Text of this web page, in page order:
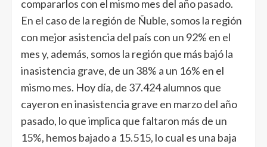
compararlos con el mismo mes del año pasado.
En el caso de la región de Ñuble, somos la región
con mejor asistencia del país con un 92% en el
mes y, además, somos la región que más bajó la
inasistencia grave, de un 38% a un 16% en el
mismo mes. Hoy día, de 37.424 alumnos que
cayeron en inasistencia grave en marzo del año
pasado, lo que implica que faltaron más de un
15%, hemos bajado a 15.515, lo cual es una baja